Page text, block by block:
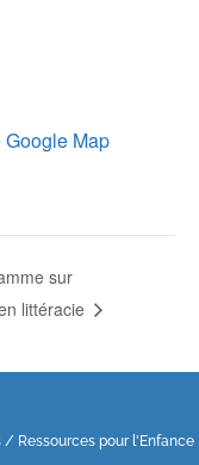
Google Map
sur
littéracie
Ressources pour l'Enfance